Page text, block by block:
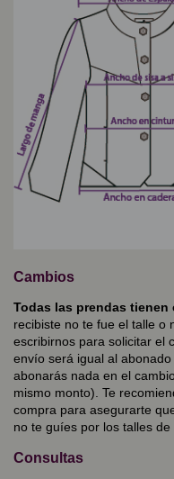
Cambios
Todas las prendas
recibiste no te fue el talle o
escribirnos para solicitar el
envío será igual al
abonarás nada en el
mismo monto). Te
compra para asegurarte
no te guíes por los talles
Consultas